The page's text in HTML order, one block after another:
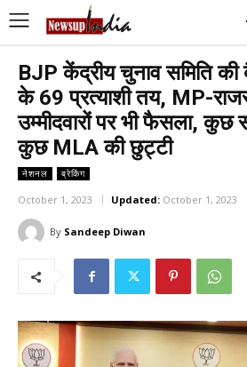
BJP केंद्रीय चुनाव समिति की
के 69 प्रत्याशी तय, MP-
उम्मीदवारों पर भी फैसला, कुछ
कुछ MLA की छुट्टी
नेशनल ब्रेकिंग
October 1, 2023 Updated: October 1, 2023
By Sandeep Diwan